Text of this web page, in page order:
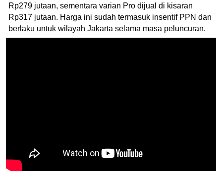
Rp279 jutaan, sementara varian Pro dijual di kisaran
Rp317 jutaan. Harga ini sudah termasuk insentif PPN dan
berlaku untuk wilayah Jakarta selama masa peluncuran.